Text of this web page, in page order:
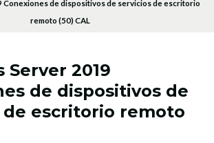
Conexiones de dispositivos de servicios de escritorio
remoto (50) CAL
Server 2019
de dispositivos de
de escritorio remoto